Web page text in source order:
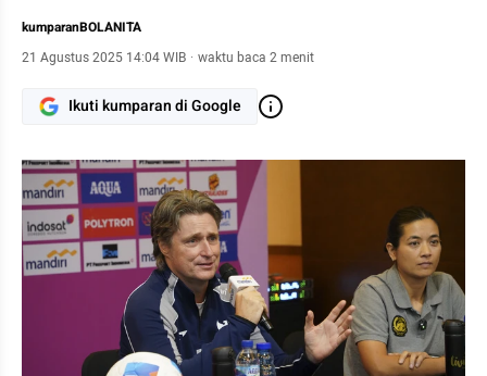
kumparanBOLANITA
21 Agustus 2025 14:04 WIB · waktu baca 2 menit
Ikuti kumparan di Google